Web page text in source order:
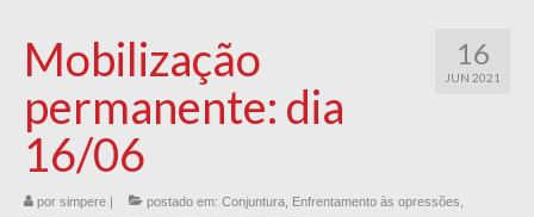
16
JUN 2021
Mobilização
permanente: dia
16/06
por simpere | postado em: Conjuntura Enfrentamento às opressões